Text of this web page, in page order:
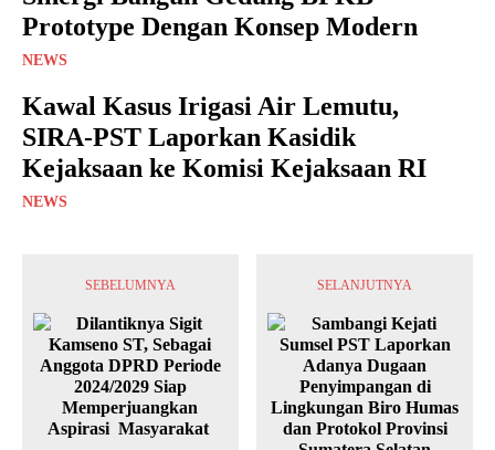
Prototype Dengan Konsep Modern
NEWS
Kawal Kasus Irigasi Air Lemutu,
SIRA-PST Laporkan Kasidik
Kejaksaan ke Komisi Kejaksaan RI
NEWS
SEBELUMNYA SELANJUTNYA